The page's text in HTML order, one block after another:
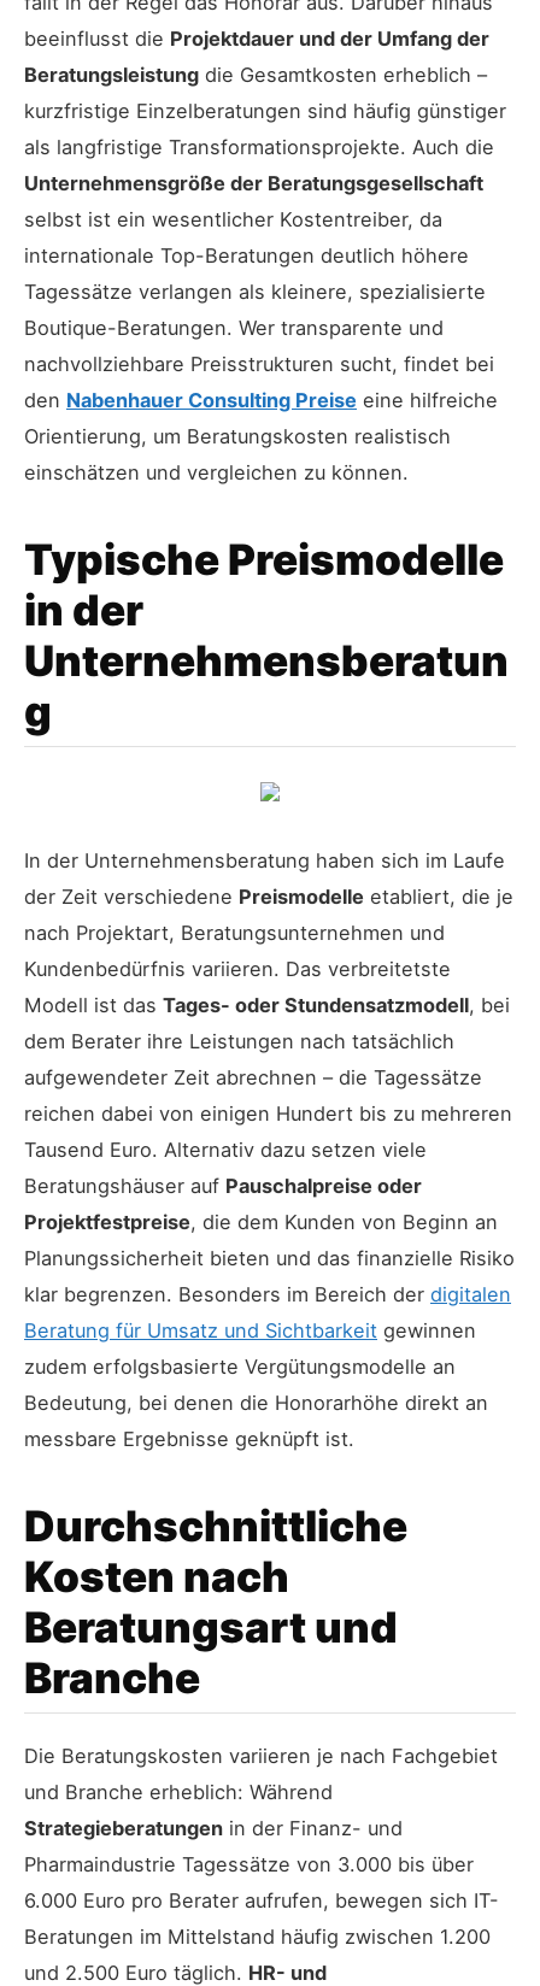
beeinflusst die Projektdauer und der Umfang der
Beratungsleistung die Gesamtkosten erheblich –
kurzfristige Einzelberatungen sind häufig günstiger
als langfristige Transformationsprojekte. Auch die
Unternehmensgröße der Beratungsgesellschaft
selbst ist ein wesentlicher Kostentreiber, da
internationale Top-Beratungen deutlich höhere
Tagessätze verlangen als kleinere, spezialisierte
Boutique-Beratungen. Wer transparente und
nachvollziehbare Preisstrukturen sucht, findet bei
den Nabenhauer Consulting Preise eine hilfreiche
Orientierung, um Beratungskosten realistisch
einschätzen und vergleichen zu können.
Typische Preismodelle
in der
Unternehmensberatun
g
In der Unternehmensberatung haben sich im Laufe
der Zeit verschiedene Preismodelle etabliert, die je
nach Projektart, Beratungsunternehmen und
Kundenbedürfnis variieren. Das verbreitetste
Modell ist das Tages- oder Stundensatzmodell, bei
dem Berater ihre Leistungen nach tatsächlich
aufgewendeter Zeit abrechnen – die Tagessätze
reichen dabei von einigen Hundert bis zu mehreren
Tausend Euro. Alternativ dazu setzen viele
Beratungshäuser auf Pauschalpreise oder
Projektfestpreise, die dem Kunden von Beginn an
Planungssicherheit bieten und das finanzielle Risiko
klar begrenzen. Besonders im Bereich der digitalen
Beratung für Umsatz und Sichtbarkeit gewinnen
zudem erfolgsbasierte Vergütungsmodelle an
Bedeutung, bei denen die Honorarhöhe direkt an
messbare Ergebnisse geknüpft ist.
Durchschnittliche
Kosten nach
Beratungsart und
Branche
Die Beratungskosten variieren je nach Fachgebiet
und Branche erheblich: Während
Strategieberatungen in der Finanz- und
Pharmaindustrie Tagessätze von 3.000 bis über
6.000 Euro pro Berater aufrufen, bewegen sich IT-
Beratungen im Mittelstand häufig zwischen 1.200
und 2.500 Euro täglich. HR- und